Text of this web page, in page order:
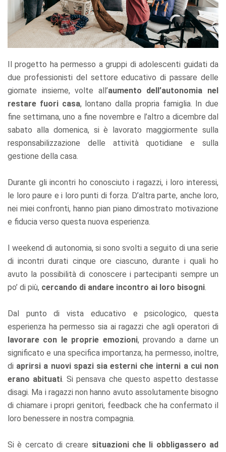
Il progetto ha permesso a gruppi di adolescenti guidati da
due professionisti del settore educativo di passare delle
giornate insieme, volte all’aumento dell’autonomia nel
restare fuori casa, lontano dalla propria famiglia. In due
fine settimana, uno a fine novembre e l’altro a dicembre dal
sabato alla domenica, si è lavorato maggiormente sulla
responsabilizzazione delle attività quotidiane e sulla
gestione della casa.
Durante gli incontri ho conosciuto i ragazzi, i loro interessi,
le loro paure e i loro punti di forza. D’altra parte, anche loro,
nei miei confronti, hanno pian piano dimostrato motivazione
e fiducia verso questa nuova esperienza.
I weekend di autonomia, si sono svolti a seguito di una serie
di incontri durati cinque ore ciascuno, durante i quali ho
avuto la possibilità di conoscere i partecipanti sempre un
po’ di più, cercando di andare incontro ai loro bisogni.
Dal punto di vista educativo e psicologico, questa
esperienza ha permesso sia ai ragazzi che agli operatori di
lavorare con le proprie emozioni, provando a darne un
significato e una specifica importanza; ha permesso, inoltre,
di aprirsi a nuovi spazi sia esterni che interni a cui non
erano abituati. Si pensava che questo aspetto destasse
disagi. Ma i ragazzi non hanno avuto assolutamente bisogno
di chiamare i propri genitori, feedback che ha confermato il
loro benessere in nostra compagnia.
Si è cercato di creare situazioni che li obbligassero ad